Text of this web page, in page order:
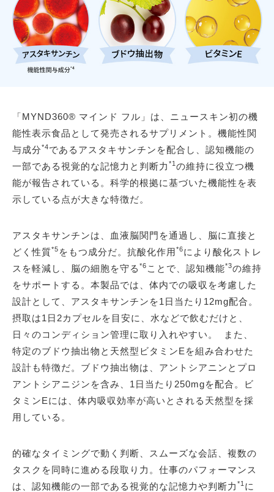
「MYND360® マインド フル」は、ニュースキン初の機
能性表示食品として発売されるサプリメント。機能性関
与成分*4であるアスタキサンチンを配合し、認知機能の
一部である視覚的な記憶力と判断力 *1 の維持に役立つ機
能が報告されている。科学的根拠に基づいた機能性を表
示している点が大きな特徴だ。
アスタキサンチンは、血液脳関門を通過し、脳に直接と
どく性質*5 をもつ成分だ。抗酸化作用*6により酸化ストレ
スを軽減し、脳の細胞を守る *6 ことで、認知機能*3の維持
をサポートする。本製品では、体内での吸収を考慮した
設計として、アスタキサンチンを1日当たり12mg配合。
摂取は1日2カプセルを目安に、水などで飲むだけと、
日々のコンディション管理に取り入れやすい。 また、
特定のブドウ抽出物と天然型ビタミンEを組み合わせた
設計も特徴だ。ブドウ抽出物は、アントシアニンとプロ
アントシアニジンを含み、1日当たり250mgを配合。ビ
タミンEには、体内吸収効率が高いとされる天然型を採
用している。
的確なタイミングで動く判断、スムーズな会話、複数の
タスクを同時に進める段取り力。仕事のパフォーマンス
は、認知機能の一部である視覚的な記憶力や判断力 *1 に